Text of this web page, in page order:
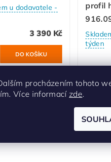
u dodavatele -
3 390 Kč
profil
týden
procházením tohoto
Více informací zde.